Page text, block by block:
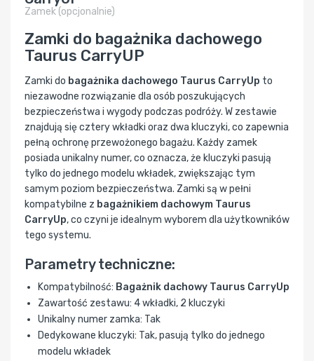
Zamek (opcjonalnie)
Zamki do bagażnika dachowego
Taurus CarryUP
Zamki do bagażnika dachowego Taurus CarryUp to
niezawodne rozwiązanie dla osób poszukujących
bezpieczeństwa i wygody podczas podróży. W zestawie
znajdują się cztery wkładki oraz dwa kluczyki, co zapewnia
pełną ochronę przewożonego bagażu. Każdy zamek
posiada unikalny numer, co oznacza, że kluczyki pasują
tylko do jednego modelu wkładek, zwiększając tym
samym poziom bezpieczeństwa. Zamki są w pełni
kompatybilne z bagażnikiem dachowym Taurus
CarryUp, co czyni je idealnym wyborem dla użytkowników
tego systemu.
Parametry techniczne:
Kompatybilność: Bagażnik dachowy Taurus CarryUp
Zawartość zestawu: 4 wkładki, 2 kluczyki
Unikalny numer zamka: Tak
Dedykowane kluczyki: Tak, pasują tylko do jednego
modelu wkładek